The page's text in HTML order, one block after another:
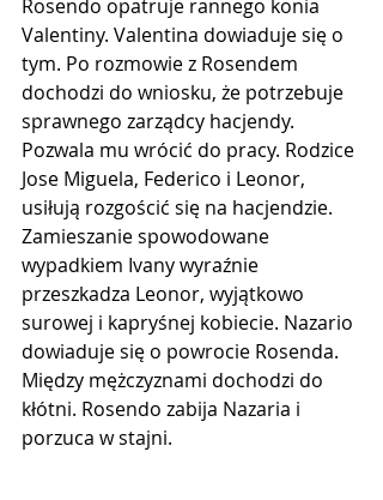
Rosendo opatruje rannego konia
Valentiny. Valentina dowiaduje się o
tym. Po rozmowie z Rosendem
dochodzi do wniosku, że potrzebuje
sprawnego zarządcy hacjendy.
Pozwala mu wrócić do pracy. Rodzice
Jose Miguela, Federico i Leonor,
usiłują rozgościć się na hacjendzie.
Zamieszanie spowodowane
wypadkiem Ivany wyraźnie
przeszkadza Leonor, wyjątkowo
surowej i kapryśnej kobiecie. Nazario
dowiaduje się o powrocie Rosenda.
Między mężczyznami dochodzi do
kłótni. Rosendo zabija Nazaria i
porzuca w stajni.